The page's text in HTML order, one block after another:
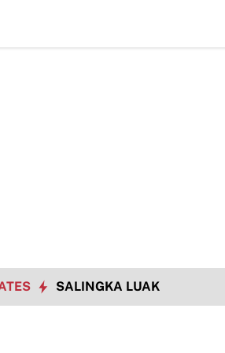
Bukan
SALINGKA LUAK